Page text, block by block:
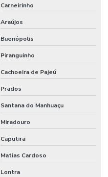
Carneirinho
Araújos
Buenópolis
Piranguinho
Cachoeira de Pajeú
Prados
Santana do Manhuaçu
Miradouro
Caputira
Matias Cardoso
Lontra